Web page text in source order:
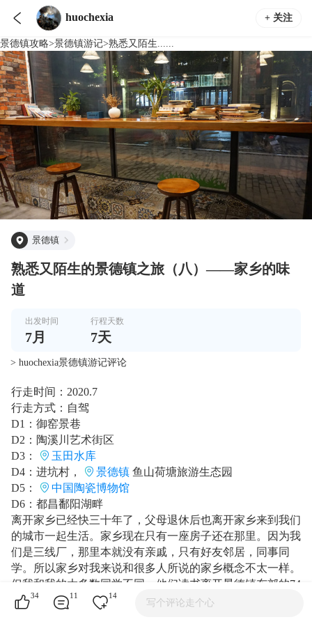
 huochexia + 关注
景德镇攻略>景德镇游记>熟悉又陌生......
景德镇
熟悉又陌生的景德镇之旅（八）——家乡的味
道
出发时间
7月
行程天数
7天
> huochexia景德镇游记评论
行走时间：2020.7
行走方式：自驾
D1：御窑景巷
D2：陶溪川艺术街区
D3：
玉田水库
D4：进坑村，
景德镇 鱼山荷塘旅游生态园
D5：
中国陶瓷博物馆
D6：都昌鄱阳湖畔
离开家乡已经快三十年了，父母退休后也离开家乡来到我们
的城市一起生活。家乡现在只有一座房子还在那里。因为我
们是三线厂，那里本就没有亲戚，只有好友邻居，同事同
学。所以家乡对我来说和很多人所说的家乡概念不太一样。
但我和我的大多数同学不同，他们读书离开景德镇东郊的74
0厂后就会很多年，甚至重来就没再回去过。而我对景德镇
34 11 14
写个评论走个心